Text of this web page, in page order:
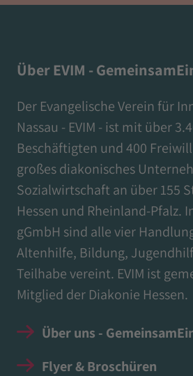
Über EVIM -
Der Evangelische Verein für
Nassau - EVIM - ist mit über
Beschäftigten und 400
großes diakonisches
Sozialwirtschaft an über 155
Hessen und Rheinland-Pfalz.
gGmbH sind alle vier
Altenhilfe, Bildung,
Teilhabe vereint. EVIM ist
Mitglied der Diakonie Hessen.
Über uns -
Flyer & Broschüren